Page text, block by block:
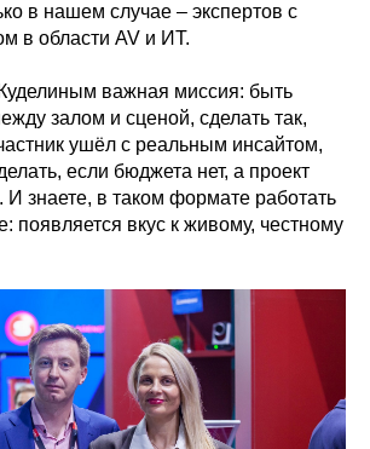
в нашем случае – экспертов с
в области AV и ИТ.
важная миссия: быть
залом и сценой, сделать так,
ушёл с реальным инсайтом,
если бюджета нет, а проект
И знаете, в таком формате работать
появляется вкус к живому, честному